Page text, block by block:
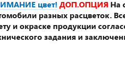
цвет! ДОП.ОПЦИЯ На
разных расцветок.
и окраске продукции
задания и